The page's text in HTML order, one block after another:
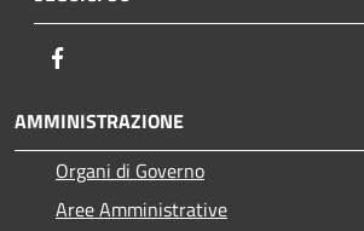
AMMINISTRAZIONE
Organi di Governo
Aree Amministrative